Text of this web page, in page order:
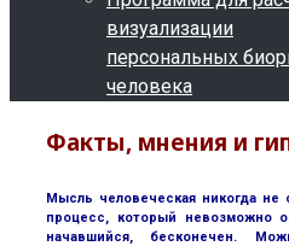
визуализации
персональных
человека
Факты, мнения и
Мысль человеческая никогда не
процесс, который невозможно
начавшийся, бесконечен.